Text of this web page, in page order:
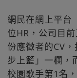
網民在網上平台
位HR，公司目
份應徵者的CV
步上籃」一欄，
校園歌手第1名